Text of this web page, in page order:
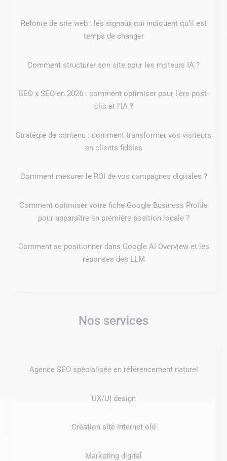
Refonte de site web : les signaux qui indiquent qu’il est
temps de changer
Comment structurer son site pour les moteurs IA ?
GEO x SEO en 2026 : comment optimiser pour l’ère post-
clic et l’IA ?
Stratégie de contenu : comment transformer vos visiteurs
en clients fidèles
Comment mesurer le ROI de vos campagnes digitales ?
Comment optimiser votre fiche Google Business Profile
pour apparaître en première position locale ?
Comment se positionner dans Google AI Overview et les
réponses des LLM
Nos services
Agence SEO spécialisée en référencement naturel
UX/UI design
Création site internet old
Marketing digital